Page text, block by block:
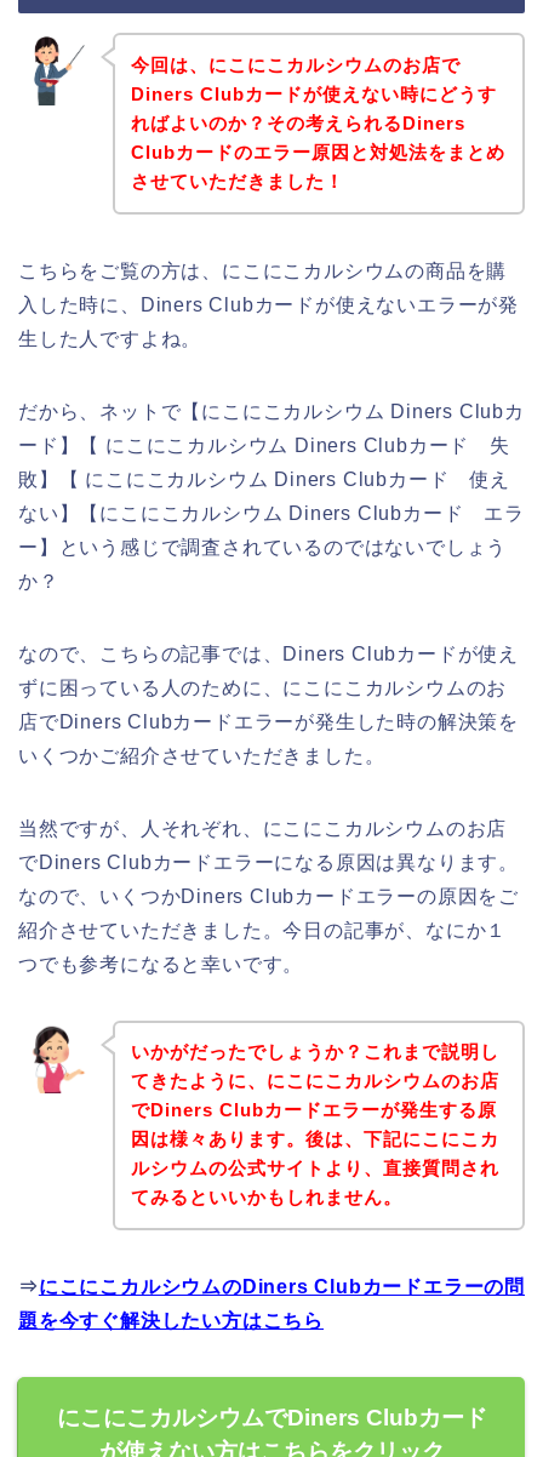
今回は、にこにこカルシウムのお店で
Diners Clubカードが使えない時にどうす
ればよいのか？その考えられるDiners
Clubカードのエラー原因と対処法をまとめ
させていただきました！
こちらをご覧の方は、にこにこカルシウムの商品を購
入した時に、Diners Clubカードが使えないエラーが発
生した人ですよね。
だから、ネットで【にこにこカルシウム Diners Clubカ
ード】【 にこにこカルシウム Diners Clubカード 失
敗】【 にこにこカルシウム Diners Clubカード 使え
ない】【にこにこカルシウム Diners Clubカード エラ
ー】という感じで調査されているのではないでしょう
か？
なので、こちらの記事では、Diners Clubカードが使え
ずに困っている人のために、にこにこカルシウムのお
店でDiners Clubカードエラーが発生した時の解決策を
いくつかご紹介させていただきました。
当然ですが、人それぞれ、にこにこカルシウムのお店
でDiners Clubカードエラーになる原因は異なります。
なので、いくつかDiners Clubカードエラーの原因をご
紹介させていただきました。今日の記事が、なにか１
つでも参考になると幸いです。
いかがだったでしょうか？これまで説明し
てきたように、にこにこカルシウムのお店
でDiners Clubカードエラーが発生する原
因は様々あります。後は、下記にこにこカ
ルシウムの公式サイトより、直接質問され
てみるといいかもしれません。
⇒にこにこカルシウムのDiners Clubカードエラーの問
題を今すぐ解決したい方はこちら
にこにこカルシウムでDiners Clubカード
が使えない方はこちらをクリック